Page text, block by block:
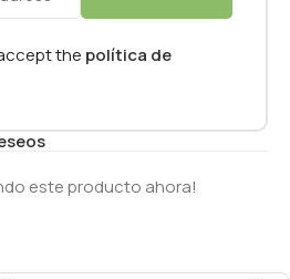
the política de
este producto ahora!